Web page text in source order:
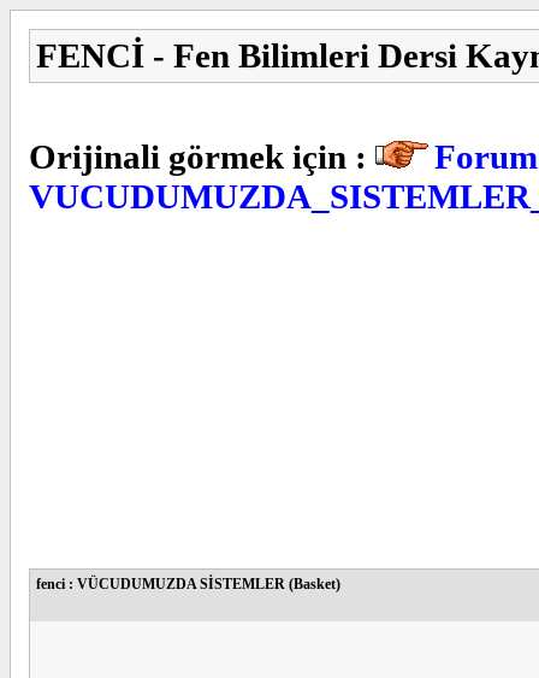
FENCİ - Fen Bilimleri Dersi
Orijinali görmek için :
fenci : VÜCUDUMUZDA SİSTEMLER (Basket)